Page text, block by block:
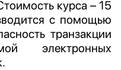
курса – 15
с помощью
транзакции
электронных